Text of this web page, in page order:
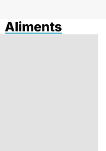
Aliments